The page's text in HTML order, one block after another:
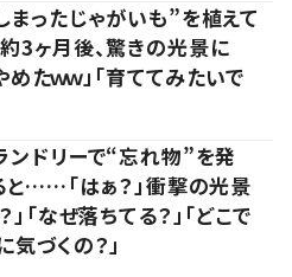
まったじゃがいも”を植えて
ヶ月後、驚きの光景に
めたｗｗ」「育ててみたいで
ンドリーで“忘れ物”を発
と……「はぁ？」衝撃の光景
」「なぜ落ちてる？」「どこで
気づくの？」